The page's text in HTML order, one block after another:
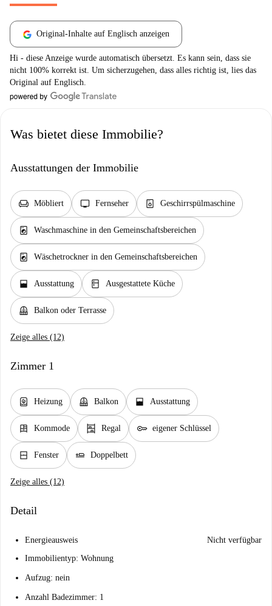
Original-Inhalte auf Englisch anzeigen
Hi - diese Anzeige wurde automatisch übersetzt. Es kann sein, dass sie
nicht 100% korrekt ist. Um sicherzugehen, dass alles richtig ist, lies das
Original auf Englisch.
Was bietet diese Immobilie?
Ausstattungen der Immobilie
chair Möbliert tv Fernseher dishwasher_gen Geschirrspülmaschine
local_laundry_service Waschmaschine in den Gemeinschaftsbereichen
local_laundry_service Wäschetrockner in den Gemeinschaftsbereichen
window_open Ausstattung kitchen Ausgestattete Küche
balcony Balkon oder Terrasse
Zeige alles (12)
Zimmer 1
water_heater Heizung balcony Balkon window_open Ausstattung
dresser Kommode shelves Regal key eigener Schlüssel
window_closed Fenster airline_seat_flat Doppelbett
Zeige alles (12)
Detail
Energieausweis
Nicht verfügbar
Immobilientyp: Wohnung
Aufzug: nein
Anzahl Badezimmer: 1